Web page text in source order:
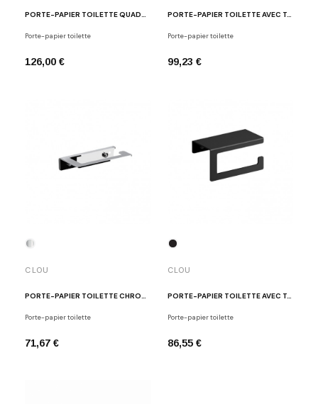
PORTE-PAPIER TOILETTE QUADRA BLANC MAT
Porte-papier toilette
126,00 €
PORTE-PAPIER TOILETTE AVEC TABLETTE NOIR FOLD
Porte-papier toilette
99,23 €
CLOU
PORTE-PAPIER TOILETTE CHROME FOLD
Porte-papier toilette
71,67 €
CLOU
PORTE-PAPIER TOILETTE AVEC TABLETTE NOIR FOLD
Porte-papier toilette
86,55 €